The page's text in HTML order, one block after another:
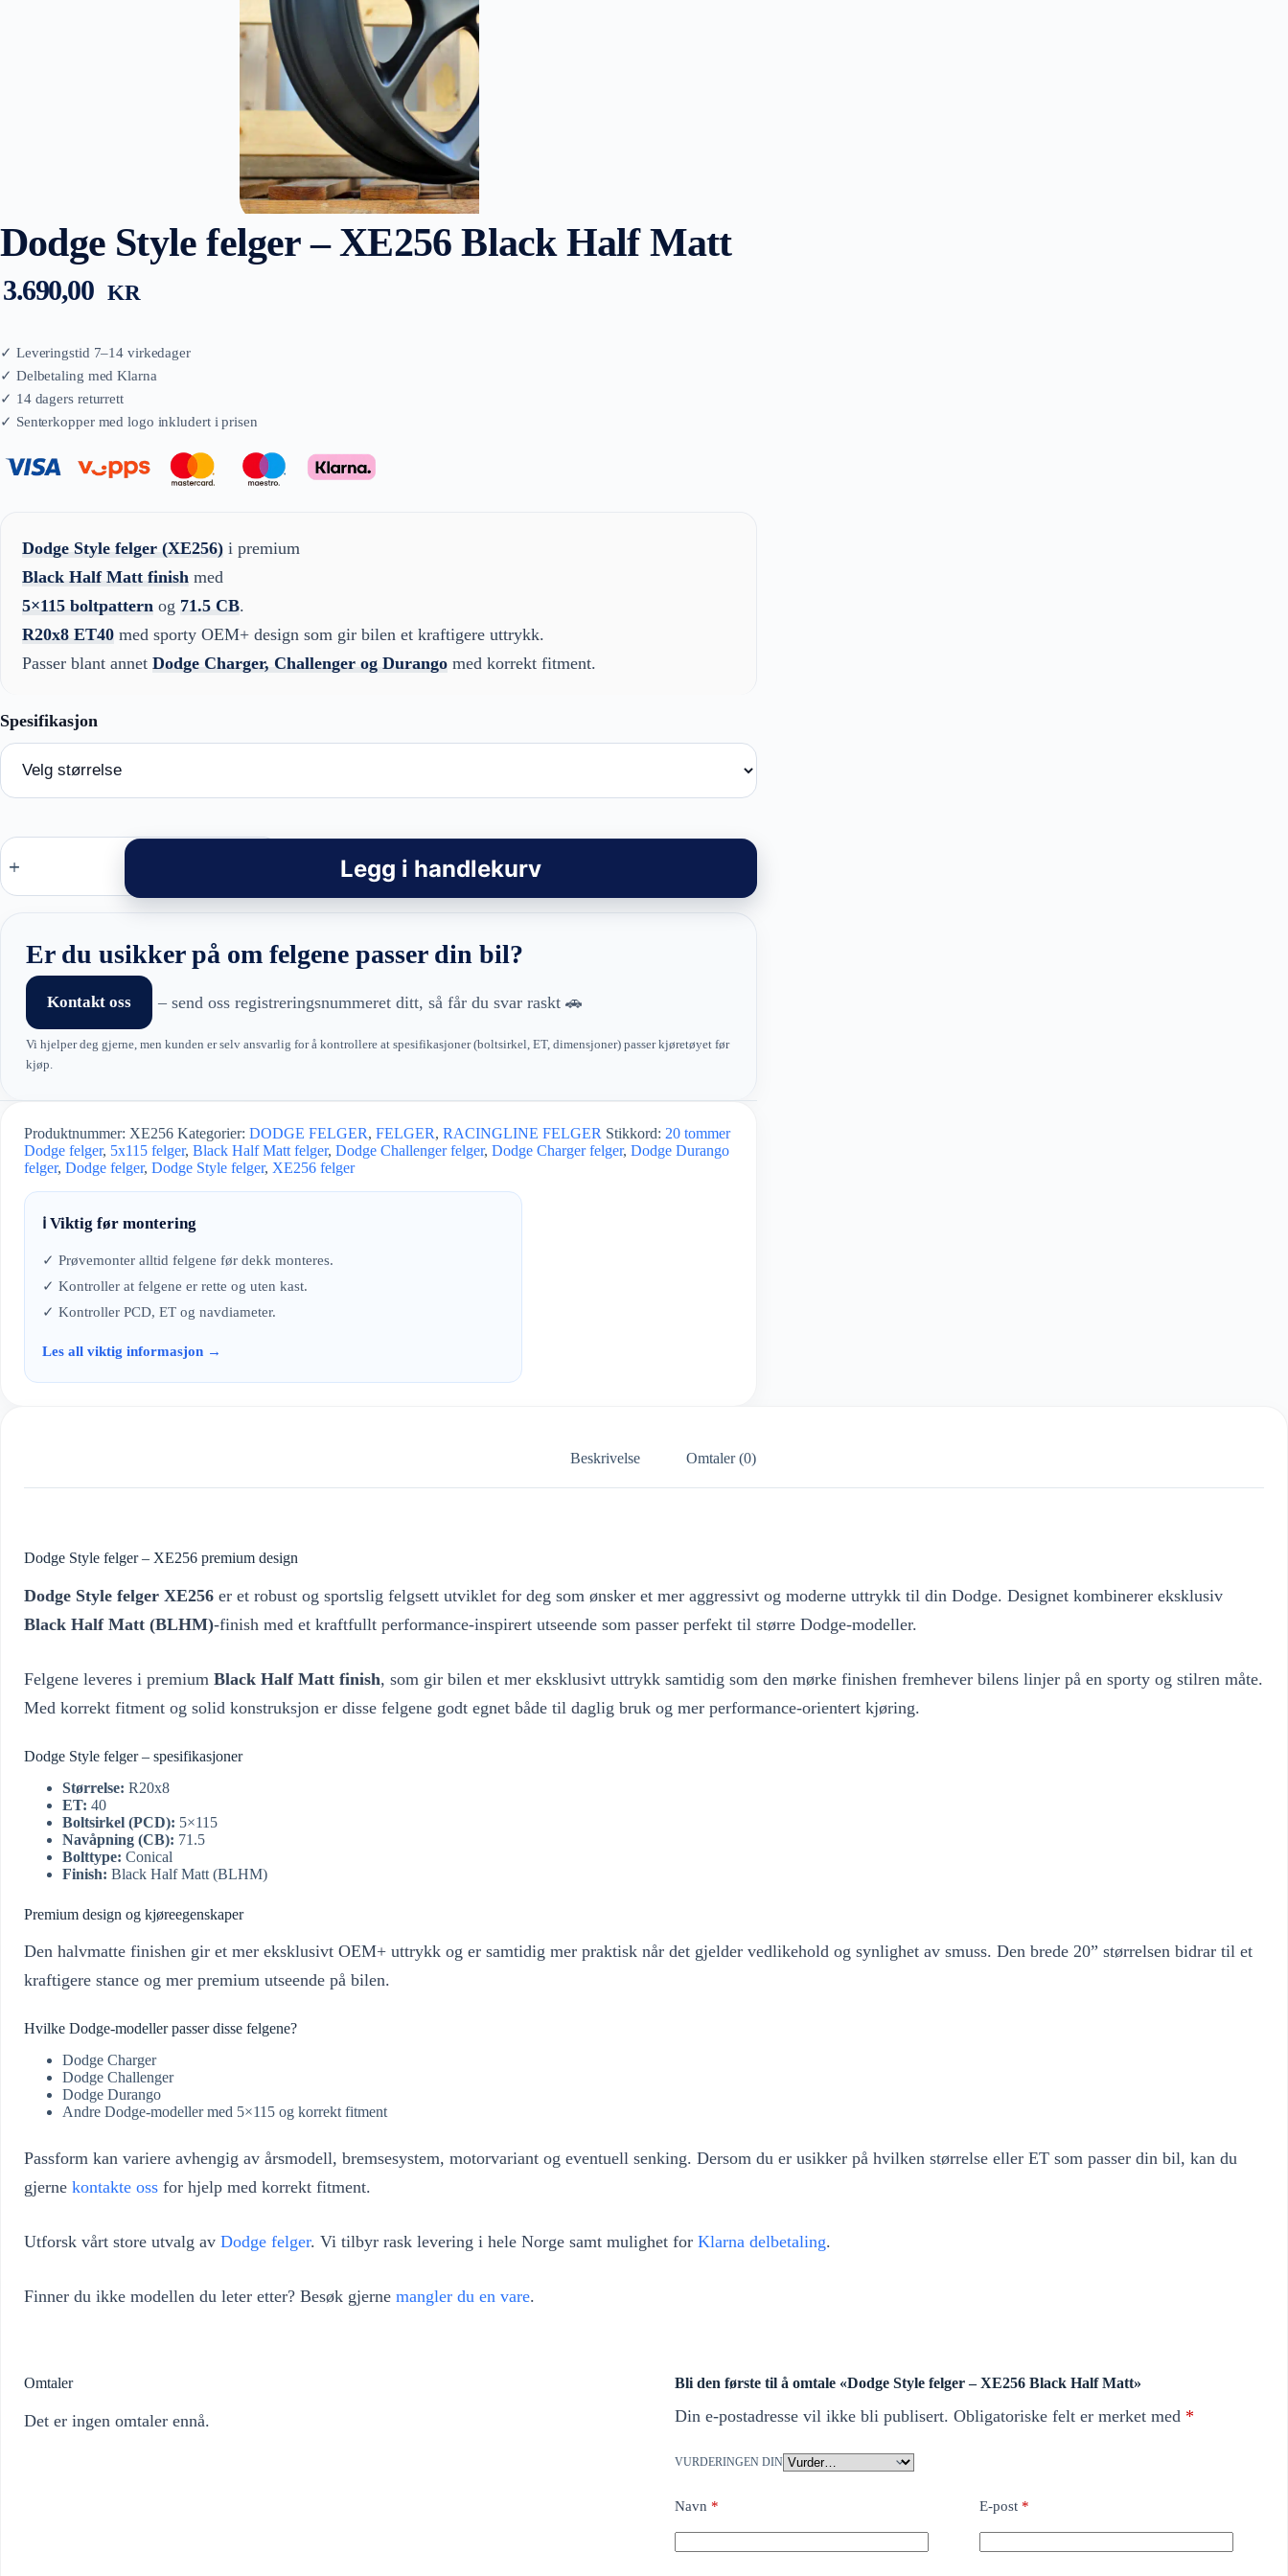
Dodge Style felger – XE256 Black Half Matt
3.690,00 KR
Dodge Style felger (XE256) i premium
Black Half Matt finish med
5×115 boltpattern og 71.5 CB.
R20x8 ET40 med sporty OEM+ design som gir bilen et kraftigere uttrykk.
Passer blant annet Dodge Charger, Challenger og Durango med korrekt fitment.
Dodge
Style
felger
–
antall
Legg i handlekurv
Er du usikker på om felgene passer din bil?
Kontakt oss – send oss registreringsnummeret ditt, så får du svar raskt 🚗
Vi hjelper deg gjerne, men kunden er selv ansvarlig for å kontrollere at spesifikasjoner (boltsirkel, ET, dimensjoner) passer kjøretøyet før
kjøp.
Produktnummer: XE256 Kategorier: DODGE FELGER, FELGER, RACINGLINE FELGER Stikkord: 20 tommer
Dodge felger, 5x115 felger, Black Half Matt felger, Dodge Challenger felger, Dodge Charger felger, Dodge Durango
felger, Dodge felger, Dodge Style felger, XE256 felger
ℹ️ Viktig før montering
✓ Prøvemonter alltid felgene før dekk monteres.
✓ Kontroller at felgene er rette og uten kast.
✓ Kontroller PCD, ET og navdiameter.
Les all viktig informasjon →
Beskrivelse Omtaler (0)
Dodge Style felger – XE256 premium design
Dodge Style felger XE256 er et robust og sportslig felgsett utviklet for deg som ønsker et mer aggressivt og moderne uttrykk til din Dodge. Designet kombinerer eksklusiv
Black Half Matt (BLHM)-finish med et kraftfullt performance-inspirert utseende som passer perfekt til større Dodge-modeller.
Felgene leveres i premium Black Half Matt finish, som gir bilen et mer eksklusivt uttrykk samtidig som den mørke finishen fremhever bilens linjer på en sporty og stilren måte.
Med korrekt fitment og solid konstruksjon er disse felgene godt egnet både til daglig bruk og mer performance-orientert kjøring.
Dodge Style felger – spesifikasjoner
Størrelse: R20x8
ET: 40
Boltsirkel (PCD): 5×115
Navåpning (CB): 71.5
Bolttype: Conical
Finish: Black Half Matt (BLHM)
Premium design og kjøreegenskaper
Den halvmatte finishen gir et mer eksklusivt OEM+ uttrykk og er samtidig mer praktisk når det gjelder vedlikehold og synlighet av smuss. Den brede 20” størrelsen bidrar til et
kraftigere stance og mer premium utseende på bilen.
Hvilke Dodge-modeller passer disse felgene?
Dodge Charger
Dodge Challenger
Dodge Durango
Andre Dodge-modeller med 5×115 og korrekt fitment
Passform kan variere avhengig av årsmodell, bremsesystem, motorvariant og eventuell senking. Dersom du er usikker på hvilken størrelse eller ET som passer din bil, kan du
gjerne kontakte oss for hjelp med korrekt fitment.
Utforsk vårt store utvalg av Dodge felger. Vi tilbyr rask levering i hele Norge samt mulighet for Klarna delbetaling.
Finner du ikke modellen du leter etter? Besøk gjerne mangler du en vare.
Omtaler
Det er ingen omtaler ennå.
Bli den første til å omtale «Dodge Style felger – XE256 Black Half Matt»
Din e-postadresse vil ikke bli publisert. Obligatoriske felt er merket med *
VURDERINGEN DIN
Navn * E-post*